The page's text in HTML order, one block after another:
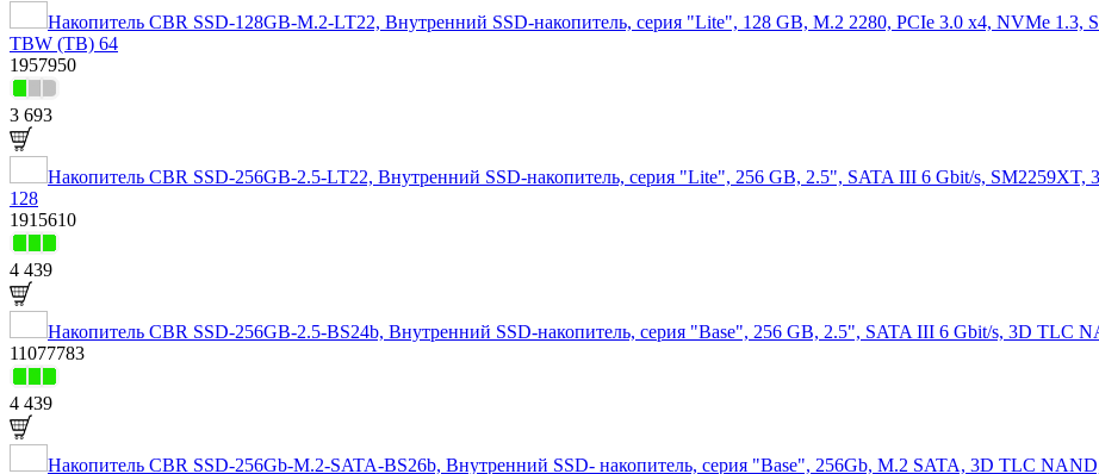
Накопитель CBR SSD-128GB-M.2-LT22, Внутренний SSD-накопитель, серия "Lite", 128 GB, M.2 2280, PCIe 3.0 x4, NVMe
TBW (TB) 64
1957950
3 693
Накопитель CBR SSD-256GB-2.5-LT22, Внутренний SSD-накопитель, серия "Lite", 256 GB, 2.5", SATA III 6 Gbit/s,
128
1915610
4 439
Накопитель CBR SSD-256GB-2.5-BS24b, Внутренний SSD-накопитель, серия "Base", 256 GB, 2.5", SATA III 6 Gbit/s, 3D TLC
11077783
4 439
Накопитель CBR SSD-256Gb-M.2-SATA-BS26b, Внутренний SSD- накопитель, серия "Base", 256Gb, M.2 SATA, 3D TLC